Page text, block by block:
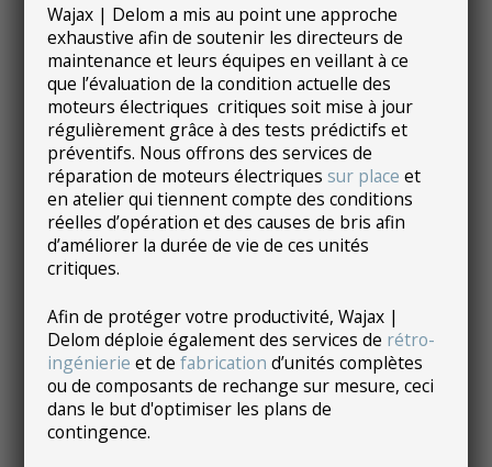
Wajax | Delom a mis au point une approche
exhaustive afin de soutenir les directeurs de
maintenance et leurs équipes en veillant à ce
que l’évaluation de la condition actuelle des
moteurs électriques critiques soit mise à jour
régulièrement grâce à des tests prédictifs et
préventifs. Nous offrons des services de
réparation de moteurs électriques sur place et
en atelier qui tiennent compte des conditions
réelles d’opération et des causes de bris afin
d’améliorer la durée de vie de ces unités
critiques.
Afin de protéger votre productivité, Wajax |
Delom déploie également des services de rétro-
ingénierie et de fabrication d’unités complètes
ou de composants de rechange sur mesure, ceci
dans le but d'optimiser les plans de
contingence.